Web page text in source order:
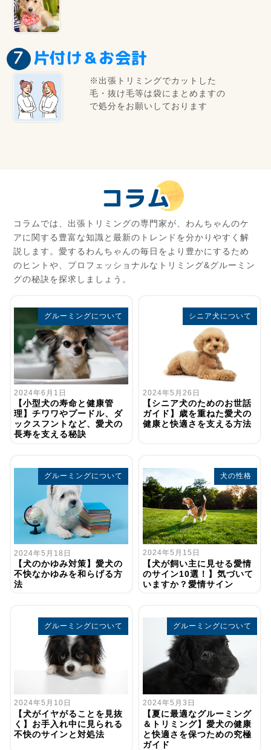
片付け＆お会計
※出張トリミングでカットした
毛・抜け毛等は袋にまとめますの
で処分をお願いしております
コラム
コラムでは、出張トリミングの専門家が、わんちゃんのケ
アに関する豊富な知識と最新のトレンドを分かりやすく解
説します。愛するわんちゃんの毎日をより豊かにするため
のヒントや、プロフェッショナルなトリミング&グルーミン
グの秘訣を探求しましょう。
グルーミングについて
2024年6月1日
【小型犬の寿命と健康管
理】チワワやプードル、ダ
ックスフントなど、愛犬の
長寿を支える秘訣
シニア犬について
2024年5月26日
【シニア犬のためのお世話
ガイド】歳を重ねた愛犬の
健康と快適さを支える方法
グルーミングについて
2024年5月18日
【犬のかゆみ対策】愛犬の
不快なかゆみを和らげる方
法
犬の性格
2024年5月15日
【犬が飼い主に見せる愛情
のサイン10選！】気づいて
いますか？愛情サイン
グルーミングについて
2024年5月10日
【犬がイヤがることを見抜
く】お手入れ中に見られる
不快のサインと対処法
グルーミングについて
2024年5月3日
【夏に最適なグルーミング
＆トリミング】愛犬の健康
と快適さを保つための究極
ガイド